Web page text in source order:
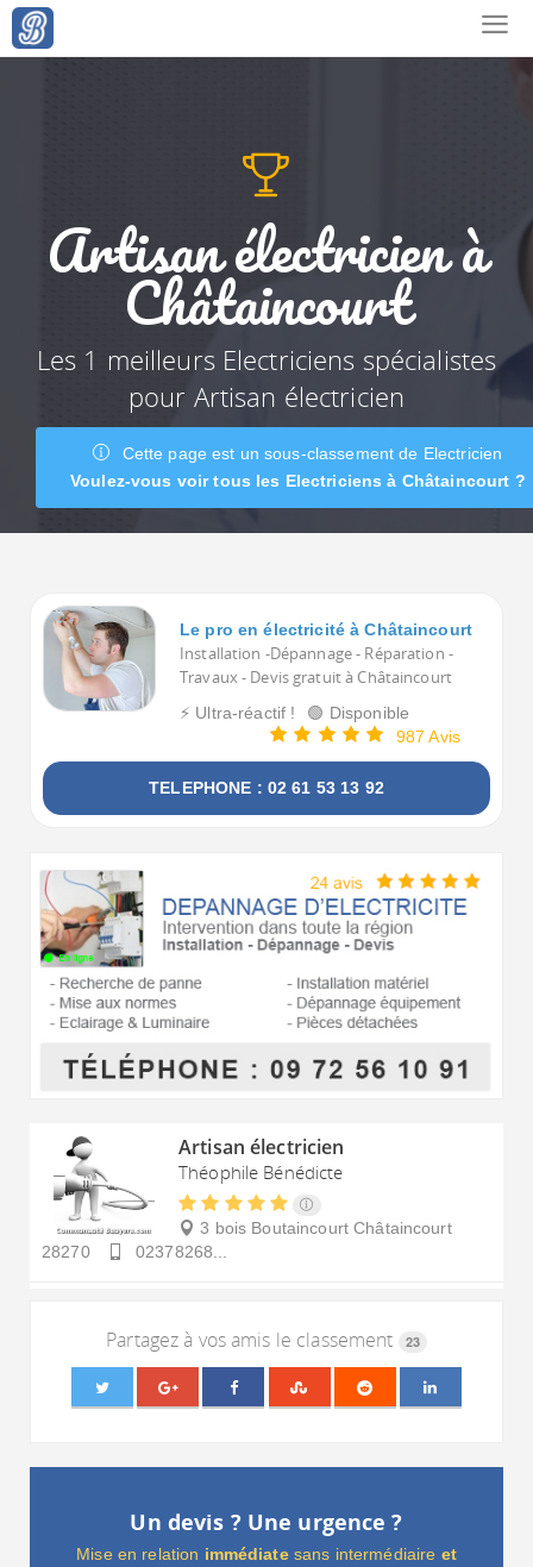
Artisan électricien à
Châtaincourt
Les 1 meilleurs Electriciens spécialistes
pour Artisan électricien
Cette page est un sous-classement de Electricien
Voulez-vous voir tous les Electriciens à Châtaincourt ?
Le pro en électricité à Châtaincourt
Installation -Dépannage - Réparation -
Travaux - Devis gratuit à Châtaincourt
⚡ Ultra-réactif !
🟢 Disponible
987 Avis
TELEPHONE : 02 61 53 13 92
Artisan électricien
Théophile Bénédicte
3 bois Boutaincourt Châtaincourt
28270
02378268...
Partagez à vos amis le classement 23
Un devis ? Une urgence ?
Mise en relation immédiatesans intermédiaire et